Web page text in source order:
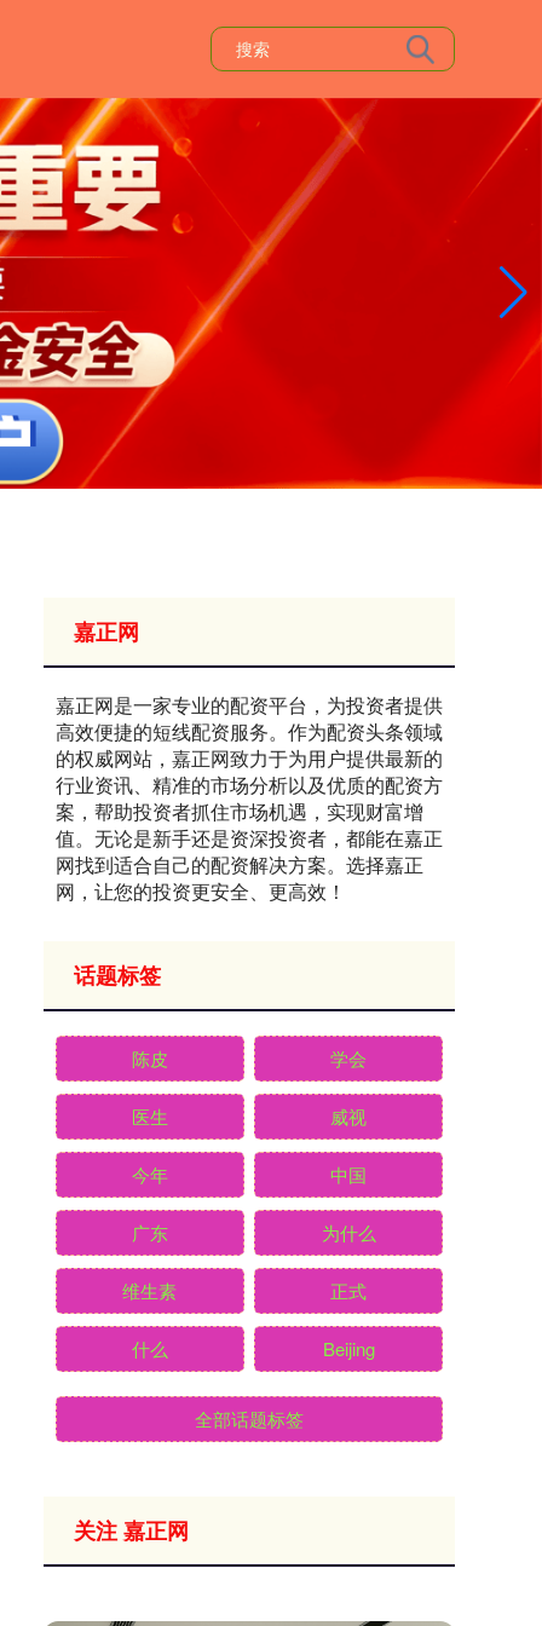
嘉正网
嘉正网是一家专业的配资平台，为投资者提供
高效便捷的短线配资服务。作为配资头条领域
的权威网站，嘉正网致力于为用户提供最新的
行业资讯、精准的市场分析以及优质的配资方
案，帮助投资者抓住市场机遇，实现财富增
值。无论是新手还是资深投资者，都能在嘉正
网找到适合自己的配资解决方案。选择嘉正
网，让您的投资更安全、更高效！
话题标签
陈皮 学会
医生 威视
今年 中国
广东 为什么
维生素 正式
什么 Beijing
全部话题标签
关注 嘉正网